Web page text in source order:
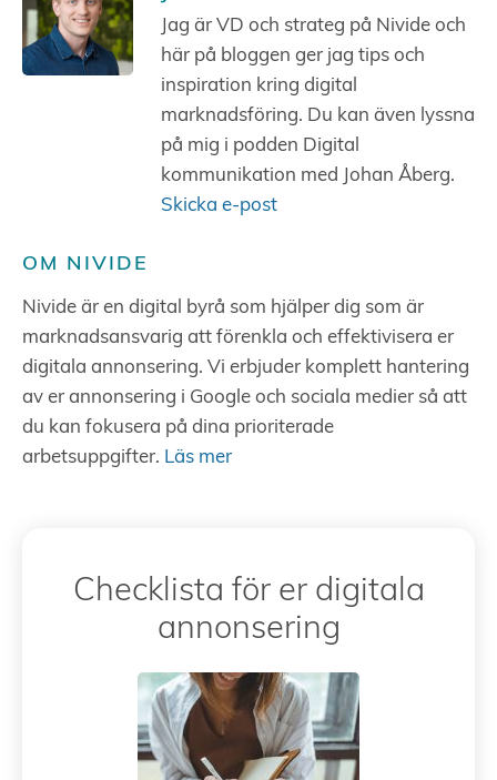
Jag är VD och strateg på Nivide och
här på bloggen ger jag tips och
inspiration kring digital
marknadsföring. Du kan även lyssna
på mig i podden Digital
kommunikation med Johan Åberg.
Skicka e-post
OM NIVIDE
Nivide är en digital byrå som hjälper dig som är
marknadsansvarig att förenkla och effektivisera er
digitala annonsering. Vi erbjuder komplett hantering
av er annonsering i Google och sociala medier så att
du kan fokusera på dina prioriterade
arbetsuppgifter. Läs mer
Checklista för er digitala
annonsering